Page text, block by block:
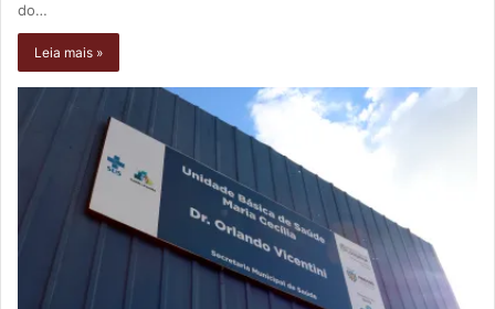
do…
Leia mais »